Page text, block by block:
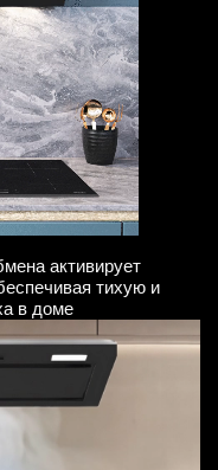
активирует
тихую и
в доме